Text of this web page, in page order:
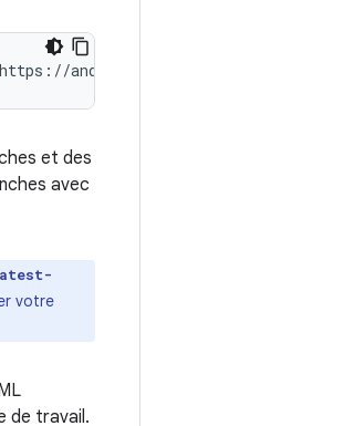
https://android.googlesource.com/
et des
avec
votre
de travail.